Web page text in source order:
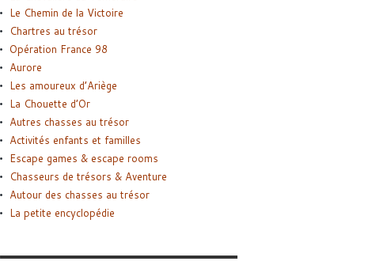
Le Chemin de la Victoire
Chartres au trésor
Opération France 98
Aurore
Les amoureux d’Ariège
La Chouette d’Or
Autres chasses au trésor
Activités enfants et familles
Escape games & escape rooms
Chasseurs de trésors & Aventure
Autour des chasses au trésor
La petite encyclopédie